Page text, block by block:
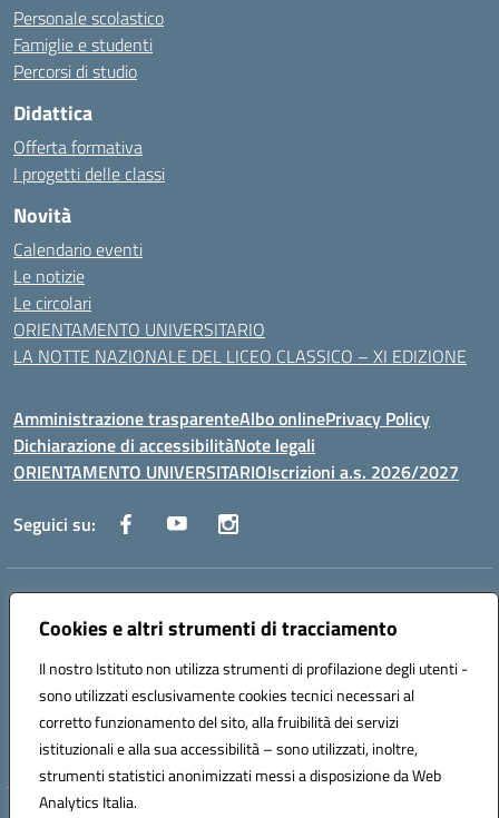
Cookies e altri strumenti di tracciamento
Il nostro Istituto non utilizza strumenti di profilazione degli utenti -
sono utilizzati esclusivamente cookies tecnici necessari al
corretto funzionamento del sito, alla fruibilità dei servizi
istituzionali e alla sua accessibilità – sono utilizzati, inoltre,
strumenti statistici anonimizzati messi a disposizione da Web
Analytics Italia.
Personale scolastico
Famiglie e studenti
Percorsi di studio
Didattica
Offerta formativa
I progetti delle classi
Novità
Calendario eventi
Le notizie
Le circolari
ORIENTAMENTO UNIVERSITARIO
LA NOTTE NAZIONALE DEL LICEO CLASSICO – XI EDIZIONE
Amministrazione trasparenteAlbo onlinePrivacy Policy
Dichiarazione di accessibilitàNote legali
ORIENTAMENTO UNIVERSITARIOIscrizioni a.s. 2026/2027
Seguici su:
Indirizzo:
Centralino:0882 331218 Email:fgps210002@istruzione.it
Codice fiscale: 93071630714
Codice meccanografico:
FGPS210002
Codice unico di fatturazione (CUF): UF7W9K